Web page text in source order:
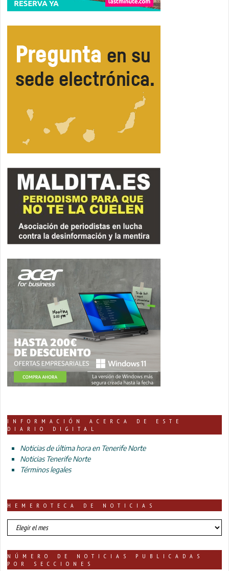
INFORMACIÓN ACERCA DE ESTE
DIARIO DIGITAL
Noticias de última hora en Tenerife Norte
Noticias Tenerife Norte
Términos legales
HEMEROTECA DE NOTICIAS
HEMEROTECA
DE
NÚMERO DE NOTICIAS PUBLICADAS
POR SECCIONES